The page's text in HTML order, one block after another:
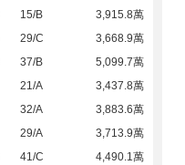
15/B
3,915.8萬
29/C
3,668.9萬
37/B
5,099.7萬
21/A
3,437.8萬
32/A
3,883.6萬
29/A
3,713.9萬
41/C
4,490.1萬